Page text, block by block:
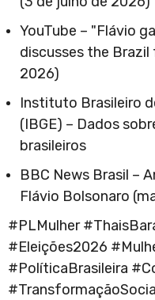
YouTube – "Flávio
discusses the Brazil
2026)
Instituto Brasileiro
(IBGE) – Dados
brasileiros
BBC News Brasil –
Flávio Bolsonaro
#PLMulher
#Eleições2026
#PolíticaBrasileira